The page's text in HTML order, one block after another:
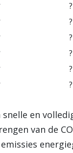
?
?
?
?
?
?
en
van de